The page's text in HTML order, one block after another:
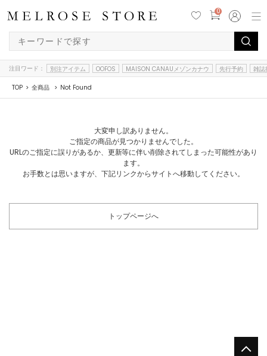
0
注目ワード： 別注アイテム OOFOS MAISON CANAUメゾンカナウ 先行予約 雑誌
TOP 全商品 Not Found
大変申し訳ありません。
ご指定の商品が見つかりませんでした。
URLのご指定に誤りがあるか、更新等に伴い削除されてしまった可能性があり
ます。
お手数とは思いますが、下記リンクからサイトへ移動してください。
トップページへ